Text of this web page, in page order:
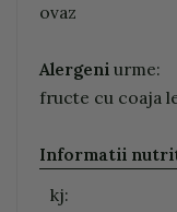
ovaz
Alergeni urme:
fructe cu coaja
Informatii
kj: